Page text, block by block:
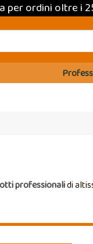
per ordini oltre i
professionalidi